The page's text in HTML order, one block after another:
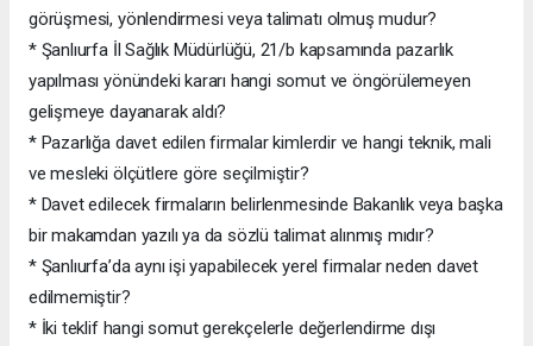
görüşmesi, yönlendirmesi veya talimatı olmuş mudur?
* Şanlıurfa İl Sağlık Müdürlüğü, 21/b kapsamında pazarlık
yapılması yönündeki kararı hangi somut ve öngörülemeyen
gelişmeye dayanarak aldı?
* Pazarlığa davet edilen firmalar kimlerdir ve hangi teknik, mali
ve mesleki ölçütlere göre seçilmiştir?
* Davet edilecek firmaların belirlenmesinde Bakanlık veya başka
bir makamdan yazılı ya da sözlü talimat alınmış mıdır?
* Şanlıurfa’da aynı işi yapabilecek yerel firmalar neden davet
edilmemiştir?
* İki teklif hangi somut gerekçelerle değerlendirme dışı